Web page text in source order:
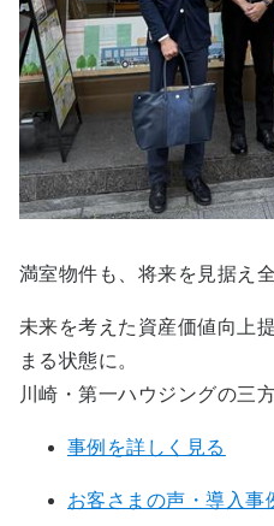
満室物件も、将来を見据え
未来を考えた資産価値向上
まる状態に。
川崎・第一ハウジングの三
事例を詳しく見る
お客さまの声・導入事